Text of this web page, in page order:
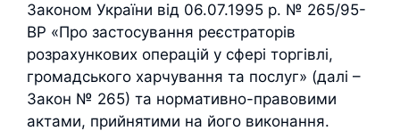
Законом України від 06.07.1995 р. № 265/95-
ВР «Про застосування реєстраторів
розрахункових операцій у сфері торгівлі,
громадського харчування та послуг» (далі –
Закон № 265) та нормативно-правовими
актами, прийнятими на його виконання.